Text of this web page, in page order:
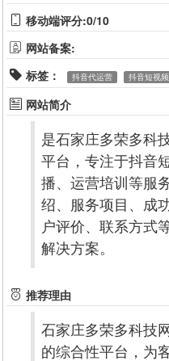
移动端评分:0/10
网站备案:
标签：
抖音代运营 抖音短视频
网站简介
是石家庄多荣多科
平台，专注于抖音
播、运营培训等服
绍、服务项目、成
户评价、联系方式
解决方案。
推荐理由
石家庄多荣多科技
的综合性平台，为